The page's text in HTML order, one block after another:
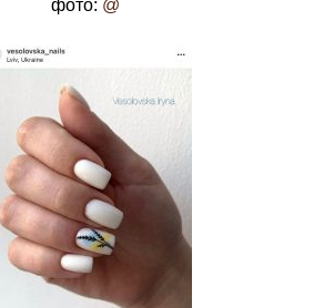
фото: @